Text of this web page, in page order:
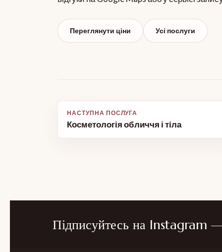
Переглянути ціни Усі послуги
Навігація
записів
Косметологія обличчя і тіла
Підписуйтесь на Instagram —